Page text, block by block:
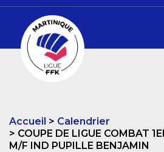
Accueil
Calendrier
COUPE DE LIGUE COMBAT
M/F IND PUPILLE BENJAMIN